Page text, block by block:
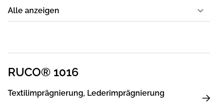
RUCO® 1016
Textilimprägnierung, Lederimprägnierung